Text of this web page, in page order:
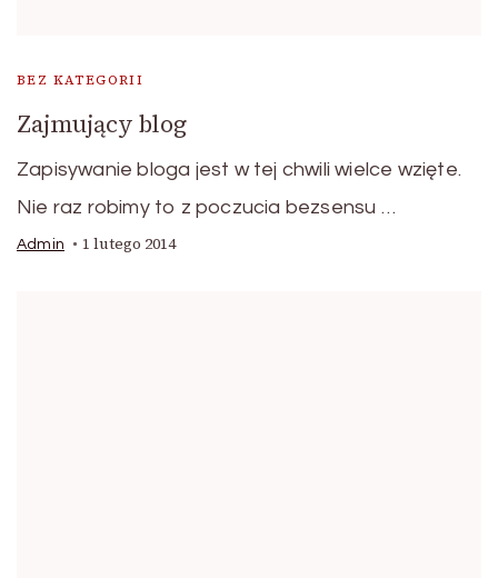
BEZ KATEGORII
Zajmujący blog
Zapisywanie bloga jest w tej chwili wielce wzięte.
Nie raz robimy to z poczucia bezsensu …
Admin 1 lutego 2014